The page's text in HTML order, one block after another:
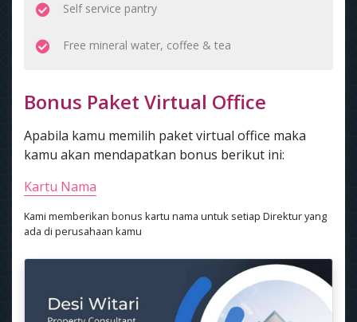
Self service pantry
Free mineral water, coffee & tea
Bonus Paket Virtual Office
Apabila kamu memilih paket virtual office maka
kamu akan mendapatkan bonus berikut ini:
Kartu Nama
Kami memberikan bonus kartu nama untuk setiap Direktur yang
ada di perusahaan kamu